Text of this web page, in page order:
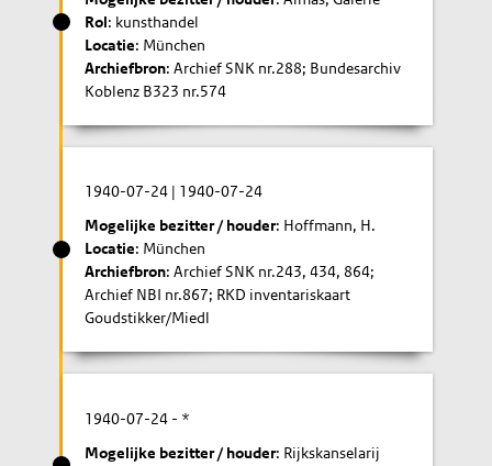
Rol: kunsthandel
Locatie: München
Archiefbron: Archief SNK nr.288; Bundesarchiv
Koblenz B323 nr.574
1940-07-24 | 1940-07-24
Mogelijke bezitter / houder: Hoffmann, H.
Locatie: München
Archiefbron: Archief SNK nr.243, 434, 864;
Archief NBI nr.867; RKD inventariskaart
Goudstikker/Miedl
1940-07-24 - *
Mogelijke bezitter / houder: Rijkskanselarij